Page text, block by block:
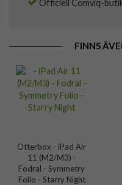
Officiell Comviq-
FINNS
Otterbox - iPad Air
11 (M2/M3) -
Fodral - Symmetry
Folio - Starry Night